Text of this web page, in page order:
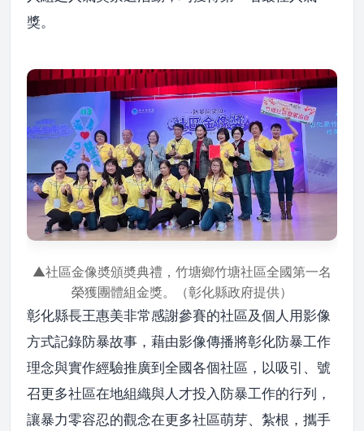
獎。
▲社區金像奬頒奬典禮，竹塘鄉竹塘社區全國第一名
榮獲團體組金獎。（彰化縣政府提供）
彰化縣長王惠美非常感謝參賽的社區及個人用影像
方式記錄防暴故事，藉由影像傳播將彰化防暴工作
理念與實作經驗推廣到全國各個社區，以吸引、號
召更多社區在地組織與人才投入防暴工作的行列，
讓暴力零容忍的觀念在更多社區萌芽、紮根，攜手